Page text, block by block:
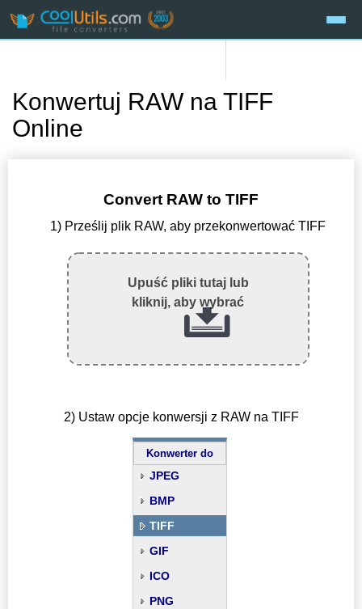
Konwertuj RAW na TIFF
Online
Convert RAW to TIFF
1) Prześlij plik RAW, aby przekonwertować TIFF
Upuść pliki tutaj lub
kliknij, aby wybrać
2) Ustaw opcje konwersji z RAW na TIFF
Konwerter do
JPEG
BMP
TIFF
GIF
ICO
PNG